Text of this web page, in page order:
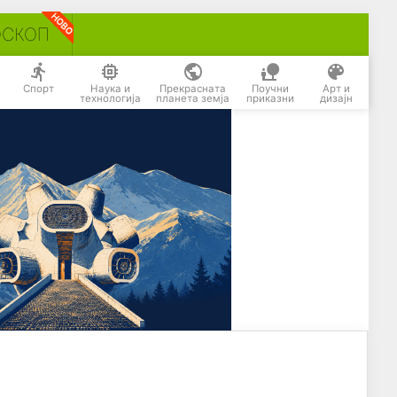
Спорт Наука и
технологија
Прекрасната
планета земја
Поучни
приказни
Арт и
дизајн